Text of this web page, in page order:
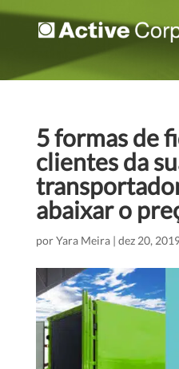
5 formas de
clientes da
abaixar o
porYara Meira| dez 20,